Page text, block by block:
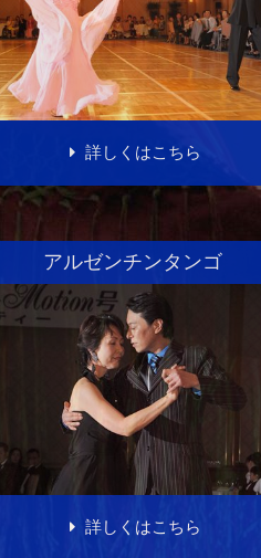
詳しくはこちら
アルゼンチンタンゴ
詳しくはこちら